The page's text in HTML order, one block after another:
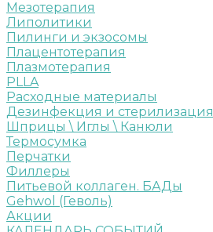
Мезотерапия
Липолитики
Пилинги и экзосомы
Плацентотерапия
Плазмотерапия
PLLA
Расходные материалы
Дезинфекция и стерилизация
Шприцы \ Иглы \ Канюли
Термосумка
Перчатки
Филлеры
Питьевой коллаген. БАДы
Gehwol (Геволь)
Акции